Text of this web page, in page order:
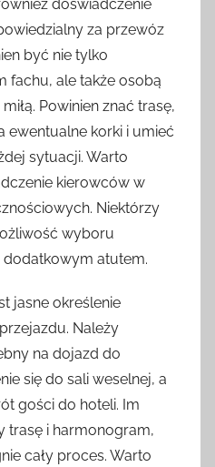
doświadczenie
za przewóz
być nie tylko
fachu, ale także osobą
Powinien znać trasę,
korki i umieć
sytuacji. Warto
kierowców w
Niektórzy
wyboru
atutem.
jasne określenie
Należy
na dojazd do
się do sali weselnej, a
gości do hoteli. Im
trasę i harmonogram,
cały proces. Warto